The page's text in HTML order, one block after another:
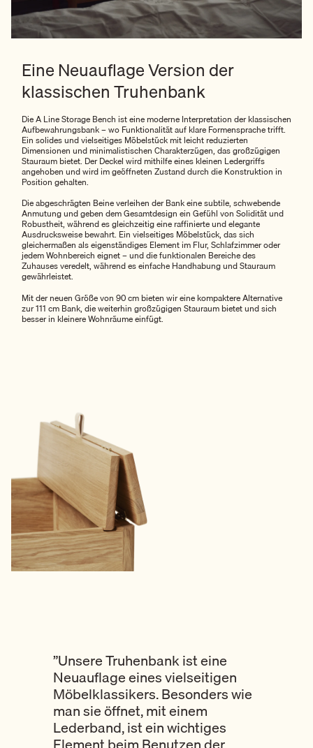
Eine Neuauflage Version der
klassischen Truhenbank
Die A Line Storage Bench ist eine moderne Interpretation der klassischen
Aufbewahrungsbank – wo Funktionalität auf klare Formensprache trifft.
Ein solides und vielseitiges Möbelstück mit leicht reduzierten
Dimensionen und minimalistischen Charakterzügen, das großzügigen
Stauraum bietet. Der Deckel wird mithilfe eines kleinen Ledergriffs
angehoben und wird im geöffneten Zustand durch die Konstruktion in
Position gehalten.
Die abgeschrägten Beine verleihen der Bank eine subtile, schwebende
Anmutung und geben dem Gesamtdesign ein Gefühl von Solidität und
Robustheit, während es gleichzeitig eine raffinierte und elegante
Ausdrucksweise bewahrt. Ein vielseitiges Möbelstück, das sich
gleichermaßen als eigenständiges Element im Flur, Schlafzimmer oder
jedem Wohnbereich eignet – und die funktionalen Bereiche des
Zuhauses veredelt, während es einfache Handhabung und Stauraum
gewährleistet.
Mit der neuen Größe von 90 cm bieten wir eine kompaktere Alternative
zur 111 cm Bank, die weiterhin großzügigen Stauraum bietet und sich
besser in kleinere Wohnräume einfügt.
”Unsere Truhenbank ist eine
Neuauflage eines vielseitigen
Möbelklassikers. Besonders wie
man sie öffnet, mit einem
Lederband, ist ein wichtiges